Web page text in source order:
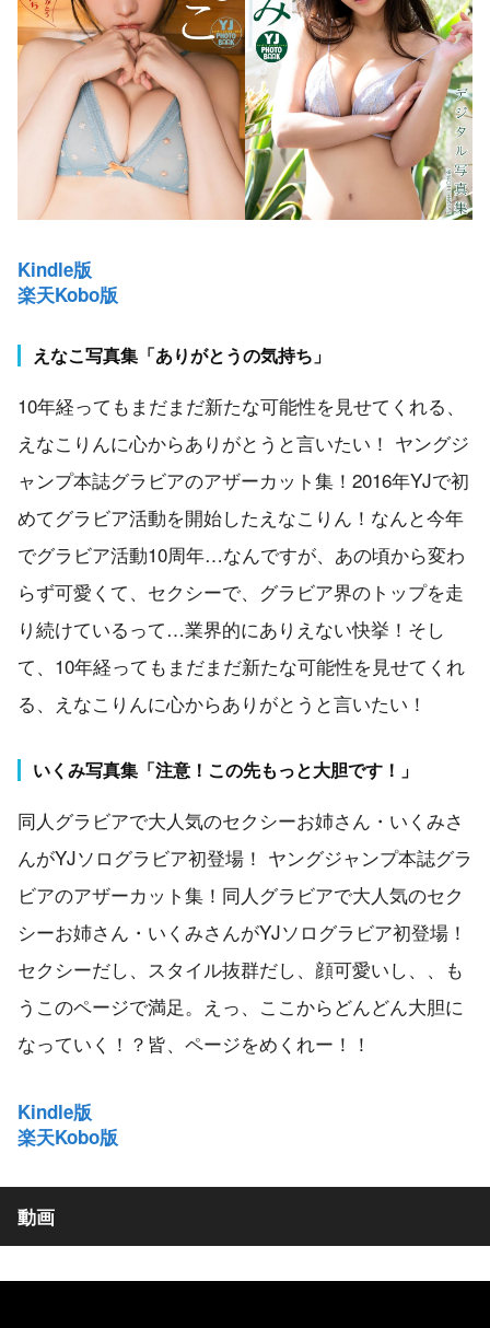
Kindle版
楽天Kobo版
えなこ写真集「ありがとうの気持ち」
10年経ってもまだまだ新たな可能性を見せてくれる、
えなこりんに心からありがとうと言いたい！ ヤングジ
ャンプ本誌グラビアのアザーカット集！2016年YJで初
めてグラビア活動を開始したえなこりん！なんと今年
でグラビア活動10周年…なんですが、あの頃から変わ
らず可愛くて、セクシーで、グラビア界のトップを走
り続けているって…業界的にありえない快挙！そし
て、10年経ってもまだまだ新たな可能性を見せてくれ
る、えなこりんに心からありがとうと言いたい！
いくみ写真集「注意！この先もっと大胆です！」
同人グラビアで大人気のセクシーお姉さん・いくみさ
んがYJソログラビア初登場！ ヤングジャンプ本誌グラ
ビアのアザーカット集！同人グラビアで大人気のセク
シーお姉さん・いくみさんがYJソログラビア初登場！
セクシーだし、スタイル抜群だし、顔可愛いし、、も
うこのページで満足。えっ、ここからどんどん大胆に
なっていく！？皆、ページをめくれー！！
Kindle版
楽天Kobo版
動画